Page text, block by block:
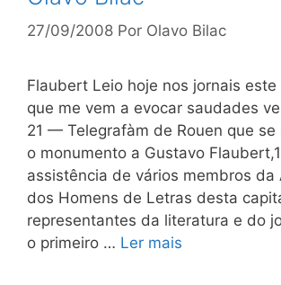
27/09/2008 Por Olavo Bilac
Flaubert Leio hoje nos jornais este
que me vem a evo­car saudades
21 — Telegrafàm de Rouen que se
o monumento a Gustavo
assistência de vários membros da
dos Homens de Letras desta
repre­sentantes da literatura e do
o primeiro … Ler mais